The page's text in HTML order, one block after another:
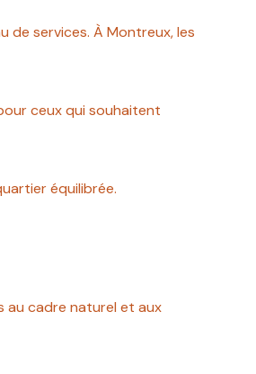
de services. À Montreux, les
ceux qui souhaitent
équilibrée.
au cadre naturel et aux